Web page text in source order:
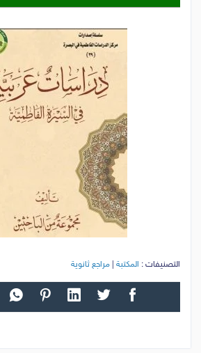
التصنيفات : المكتبة مراجع ثانوية